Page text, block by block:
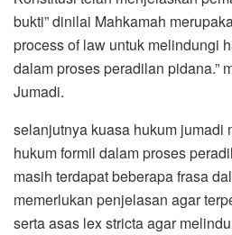
bukti” dinilai Mahkamah
process of law untuk melindungi
dalam proses peradilan pidana.”
Jumadi.
selanjutnya kuasa hukum jumadi
hukum formil dalam proses
masih terdapat beberapa frasa
memerlukan penjelasan agar
serta asas lex stricta agar